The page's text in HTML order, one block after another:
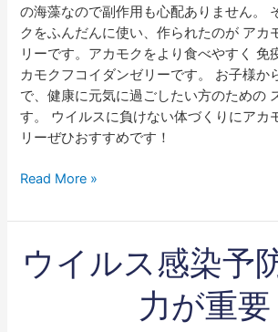
の海藻なので副作用も心配ありません。
クをふんだんに使い、作られたのが アカ
リーです。アカモクをより食べやすく 免
カモクフコイダンゼリーです。 お子様か
で、健康に元気に過ごしたい方のための
す。 ウイルスに負けない体づくりにアカ
リーぜひおすすめです！
Read More »
ウイルス感染予
力が重要